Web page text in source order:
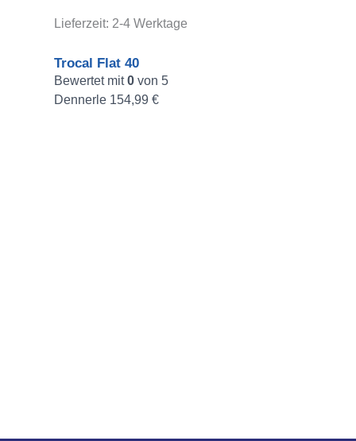
Lieferzeit: 2-4 Werktage
Trocal Flat 40
Bewertet mit0 von 5
Dennerle 154,99 €